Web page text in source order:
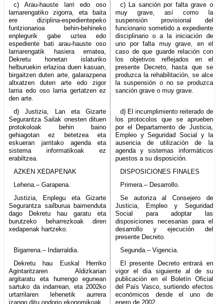
c) Arau-hauste larri edo oso
larriarengatiko zigorra, eta baita
ere diziplina-espedientepeko
funtzionarioa behin-behineko
enplegurik gabe uztea edo
espediente bati arau-hauste oso
larriarengatik hasiera ematea,
Dekretu honetan islaturiko
helburuekin erlazioa duen kasuan,
birgaitzen duten arte, galarazpena
altxatzen duten arte edo zigor
larria edo oso larria gertatzen ez
den arte.
c) La sanción por falta grave o
muy grave, así como la
suspensión provisional del
funcionario sometido a expediente
disciplinario o a la iniciación de
uno por falta muy grave, en el
caso de que guarde relación con
los objetivos reflejados en el
presente Decreto, hasta que se
produzca la rehabilitación, se alce
la suspensión o no se produzca
sanción grave o muy grave.
d) Justizia, Lan eta Gizarte
Segurantza Sailak onesten dituen
protokoloak behin baino
gehiagotan ez betetzea eta
eskueran jarritako agenda eta
sistema informatikoak ez
erabiltzea.
d) El incumplimiento reiterado de
los protocolos que se aprueben
por el Departamento de Justicia,
Empleo y Seguridad Social y la
ausencia de utilización de la
agenda y sistemas informáticos
puestos a su disposición.
AZKEN XEDAPENAK
DISPOSICIONES FINALES
Lehena.– Garapena.
Primera.– Desarrollo.
Justizia, Enplegu eta Gizarte
Segurantza sailburua baimenduta
dago Dekretu hau garatu eta
burutzeko beharrezkoak diren
xedapenak hartzeko.
Se autoriza al Consejero de
Justicia, Empleo y Seguridad
Social para adoptar las
disposiciones necesarias para el
desarrollo y ejecución del
presente Decreto.
Bigarrena.– Indarraldia.
Segunda.– Vigencia.
Dekretu hau Euskal Herriko
Agintaritzaren Aldizkarian
argitaratu eta hurrengo egunean
sartuko da indarrean, eta 2002ko
urtarrilaren lehenetik aurrera
izango ditu ondorio ekonomikoak.
El presente Decreto entrará en
vigor el día siguiente al de su
publicación en el Boletín Oficial
del País Vasco, surtiendo efectos
económicos desde el uno de
enero de 2002.